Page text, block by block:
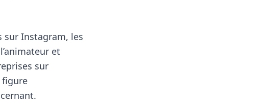
sur Instagram, les
et
sur
figure